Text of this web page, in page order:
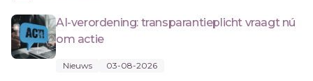
AI-verordening: transparantieplicht vraagt nú
om actie
Nieuws 03-08-2026